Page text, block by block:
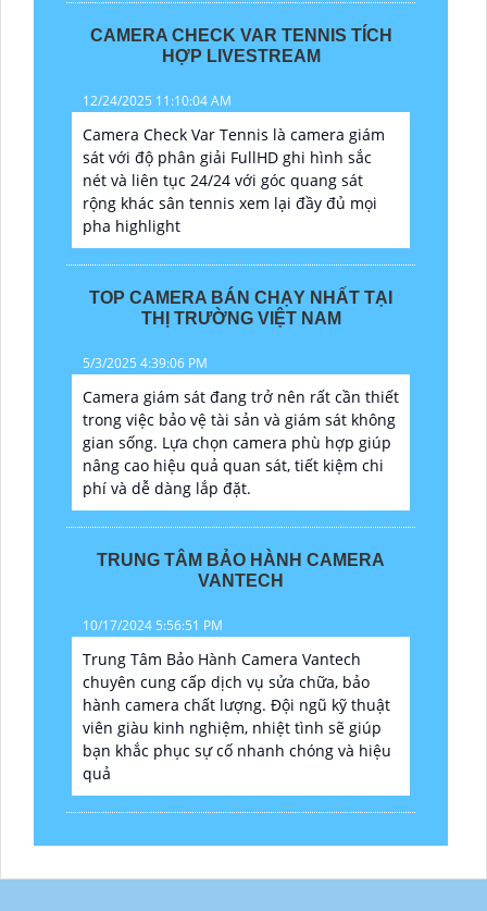
CAMERA CHECK VAR TENNIS TÍCH
HỢP LIVESTREAM
12/24/2025 11:10:04 AM
Camera Check Var Tennis là camera giám
sát với độ phân giải FullHD ghi hình sắc
nét và liên tục 24/24 với góc quang sát
rộng khác sân tennis xem lại đầy đủ mọi
pha highlight
TOP CAMERA BÁN CHẠY NHẤT TẠI
THỊ TRƯỜNG VIỆT NAM
5/3/2025 4:39:06 PM
Camera giám sát đang trở nên rất cần thiết
trong việc bảo vệ tài sản và giám sát không
gian sống. Lựa chọn camera phù hợp giúp
nâng cao hiệu quả quan sát, tiết kiệm chi
phí và dễ dàng lắp đặt.
TRUNG TÂM BẢO HÀNH CAMERA
VANTECH
10/17/2024 5:56:51 PM
Trung Tâm Bảo Hành Camera Vantech
chuyên cung cấp dịch vụ sửa chữa, bảo
hành camera chất lượng. Đội ngũ kỹ thuật
viên giàu kinh nghiệm, nhiệt tình sẽ giúp
bạn khắc phục sự cố nhanh chóng và hiệu
quả